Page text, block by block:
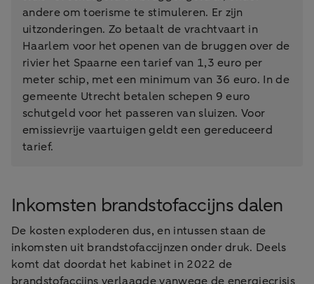
andere om toerisme te stimuleren. Er zijn
uitzonderingen. Zo betaalt de vrachtvaart in
Haarlem voor het openen van de bruggen over de
rivier het Spaarne een tarief van 1,3 euro per
meter schip, met een minimum van 36 euro. In de
gemeente Utrecht betalen schepen 9 euro
schutgeld voor het passeren van sluizen. Voor
emissievrije vaartuigen geldt een gereduceerd
tarief.
Inkomsten brandstofaccijns dalen
De kosten exploderen dus, en intussen staan de
inkomsten uit brandstofaccijnzen onder druk. Deels
komt dat doordat het kabinet in 2022 de